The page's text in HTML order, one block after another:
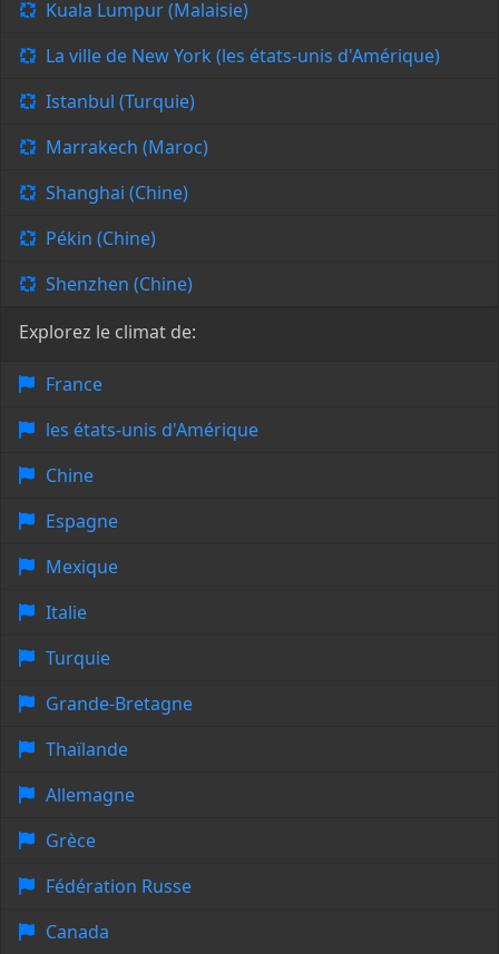
Kuala Lumpur (Malaisie)
La ville de New York (les états-unis d'Amérique)
Istanbul (Turquie)
Marrakech (Maroc)
Shanghai (Chine)
Pékin (Chine)
Shenzhen (Chine)
Explorez le climat de:
France
les états-unis d'Amérique
Chine
Espagne
Mexique
Italie
Turquie
Grande-Bretagne
Thaïlande
Allemagne
Grèce
Fédération Russe
Canada